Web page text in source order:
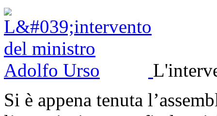
Si è appena tenuta